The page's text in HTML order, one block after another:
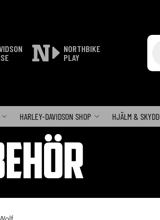
NORTHBIKE
PLAY
HARLEY-DAVIDSON SHOP HJÄLM & SKYDD